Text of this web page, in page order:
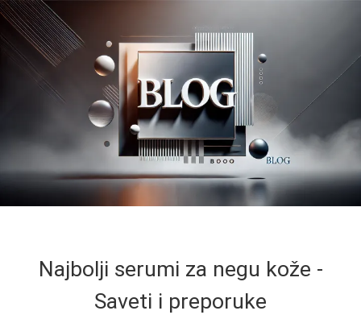
Najbolji serumi za negu kože -
Saveti i preporuke